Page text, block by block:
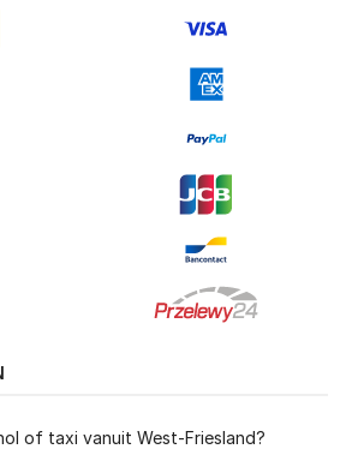
of taxi vanuit West-Friesland?